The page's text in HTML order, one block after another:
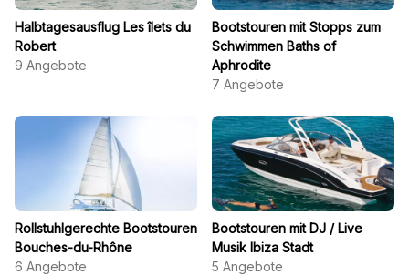
Halbtagesausflug Les îlets du
Robert
9 Angebote
Bootstouren mit Stopps zum
Schwimmen Baths of
Aphrodite
7 Angebote
Rollstuhlgerechte Bootstouren
Bouches-du-Rhône
6 Angebote
Bootstouren mit DJ / Live
Musik Ibiza Stadt
5 Angebote